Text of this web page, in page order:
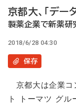
テ
ツ
に
京都大、「デー
製薬企業で新薬研
2018/6/28 04:30
保存
京都大は企業コ
ト トーマツ グル